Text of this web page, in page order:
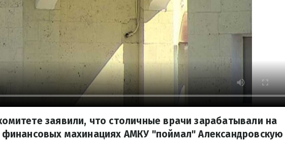
заявили, что столичные врачи зарабатывали на
махинациях АМКУ "поймал" Александровскую